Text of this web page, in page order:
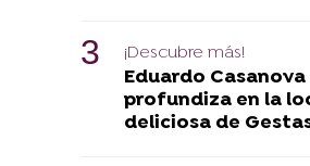
¡Descubre más!
Eduardo Casanova
profundiza en la
deliciosa de